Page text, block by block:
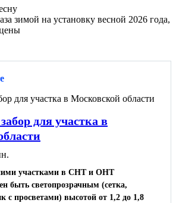
зимой на установку весной 2026 года,
для участка в
участками в СНТ и ОНТ
быть светопрозрачным (сетка,
с просветами) высотой от 1,2 до 1,8